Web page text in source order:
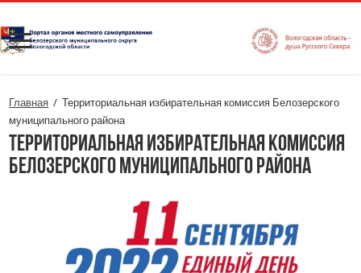
Главная / Территориальная избирательная комиссия Белозерского
муниципального района
Территориальная избирательная комиссия
Белозерского муниципального района